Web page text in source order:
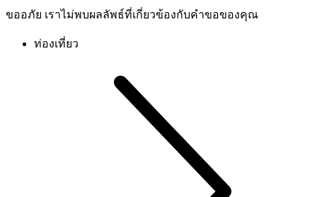
ขออภัย เราไม่พบผลลัพธ์ที่เกี่ยวข้องกับคำขอของคุณ
ท่องเที่ยว